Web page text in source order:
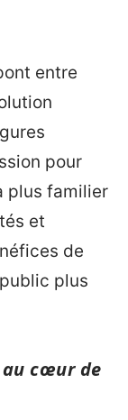
entre
pour
plus familier
et
de
plus
cœur de